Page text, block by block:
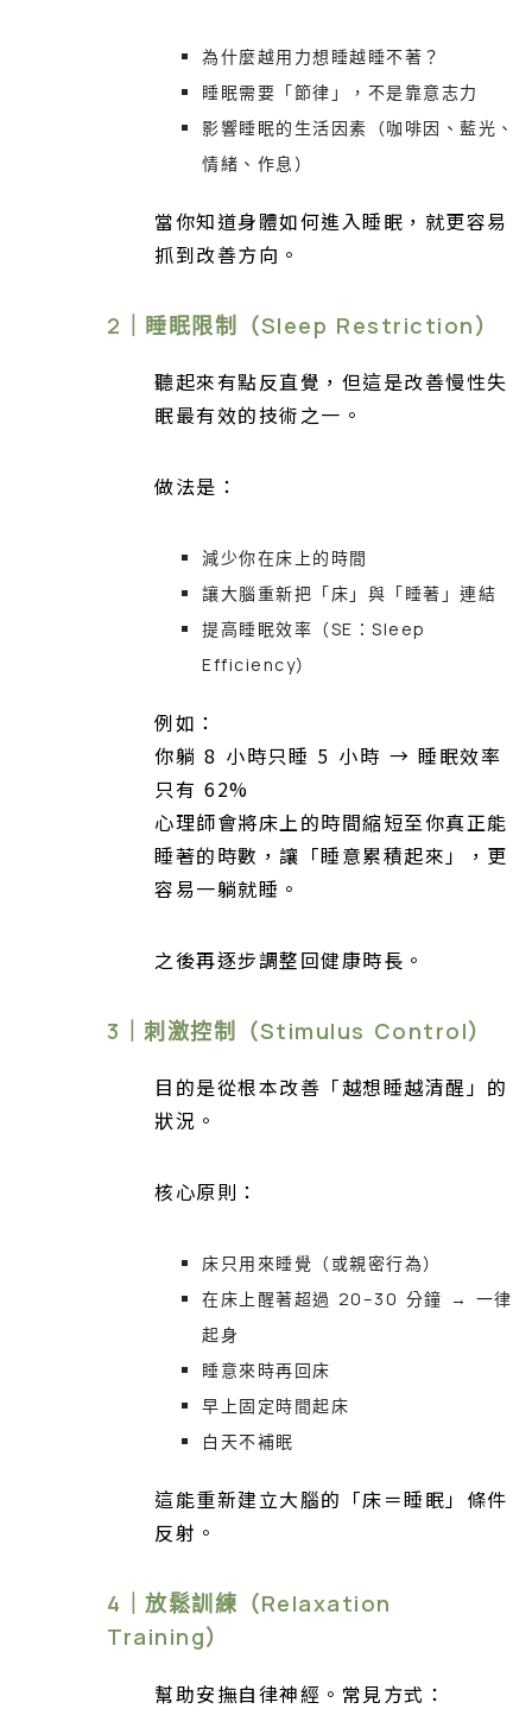
為什麼越用力想睡越睡不著？
睡眠需要「節律」，不是靠意志力
影響睡眠的生活因素（咖啡因、藍光、
情緒、作息）
當你知道身體如何進入睡眠，就更容易
抓到改善方向。
2｜睡眠限制（Sleep Restriction）
聽起來有點反直覺，但這是改善慢性失
眠最有效的技術之一。
做法是：
減少你在床上的時間
讓大腦重新把「床」與「睡著」連結
提高睡眠效率（SE：Sleep
Efficiency）
例如：
你躺 8 小時只睡 5 小時 → 睡眠效率
只有 62%
心理師會將床上的時間縮短至你真正能
睡著的時數，讓「睡意累積起來」，更
容易一躺就睡。
之後再逐步調整回健康時長。
3｜刺激控制（Stimulus Control）
目的是從根本改善「越想睡越清醒」的
狀況。
核心原則：
床只用來睡覺（或親密行為）
在床上醒著超過 20–30 分鐘 → 一律
起身
睡意來時再回床
早上固定時間起床
白天不補眠
這能重新建立大腦的「床＝睡眠」條件
反射。
4｜放鬆訓練（Relaxation
Training）
幫助安撫自律神經。常見方式：